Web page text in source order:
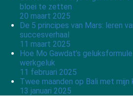
bloei te zetten
20 maart 2025
De 5 principes van Mars: leren
succesverhaal
11 maart 2025
Hoe Mo Gawdat’s
werkgeluk
11 februari 2025
Twee maanden op Bali met mijn
13 januari 2025